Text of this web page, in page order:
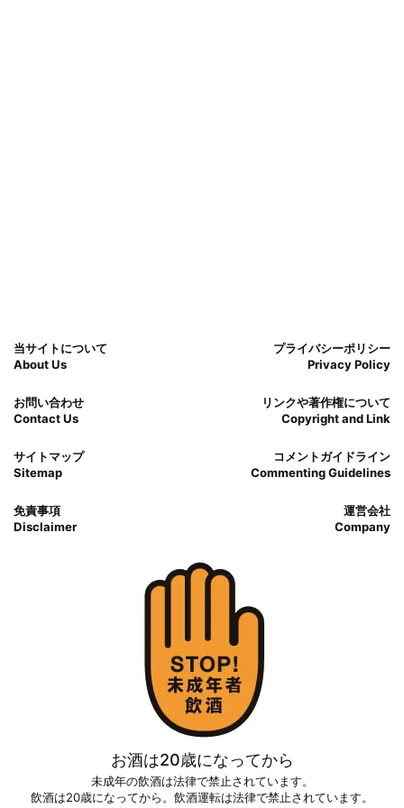
当サイトについて
About Us
プライバシーポリシー
Privacy Policy
お問い合わせ
Contact Us
リンクや著作権について
Copyright and Link
サイトマップ
Sitemap
コメントガイドライン
Commenting Guidelines
免責事項
Disclaimer
運営会社
Company
お酒は20歳になってから
未成年の飲酒は法律で禁止されています。
飲酒は20歳になってから。飲酒運転は法律で禁止されています。